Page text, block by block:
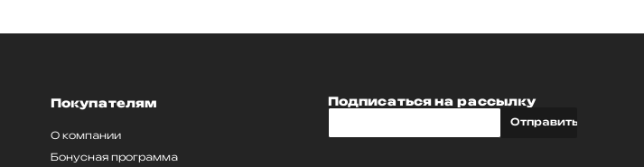
Покупателям
О компании
Бонусная программа
Подписаться на рассылку